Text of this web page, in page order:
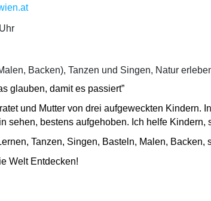
Backen), Tanzen und Singen, Natur
glauben, damit es passiert”
und Mutter von drei aufgeweckten Kindern.
sehen, bestens aufgehoben. Ich helfe
Tanzen, Singen, Basteln, Malen,
Welt Entdecken!